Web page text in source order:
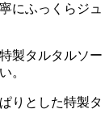
にふっくらジュ
製タルタルソー
。
りとした特製タ